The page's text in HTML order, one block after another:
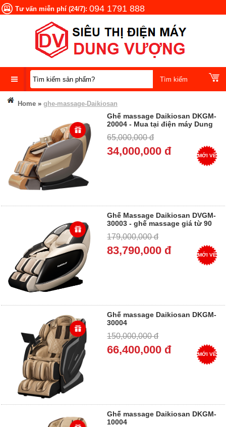
Tư vấn miễn phí (24/7): 094 1791 888
DANH
MỤC
Home » ghe-massage-Daikiosan
Ghế massage Daikiosan DKGM-
20004 - Mua tại điện máy Dung
65,000,000 đ
34,000,000 đ MỚI VỀ
Ghế Massage Daikiosan DVGM-
30003 - ghế massage giá từ 90
179,000,000 đ
83,790,000 đ MỚI VỀ
Ghế massage Daikiosan DKGM-
30004
150,000,000 đ
66,400,000 đ MỚI VỀ
Ghế massage Daikiosan DKGM-
10004